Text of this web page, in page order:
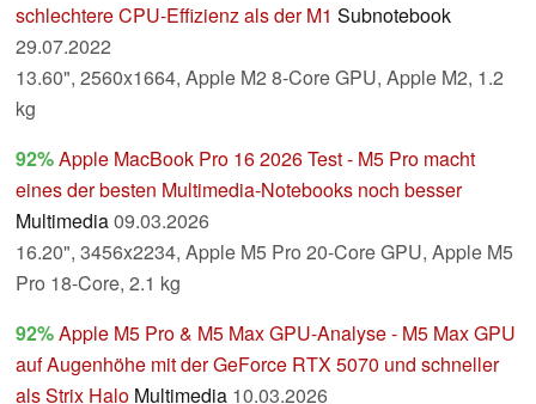
schlechtere CPU-Effizienz als der M1 Subnotebook
29.07.2022
13.60", 2560x1664, Apple M2 8-Core GPU, Apple M2, 1.2
kg
92%Apple MacBook Pro 16 2026 Test - M5 Pro macht
eines der besten Multimedia-Notebooks noch besser
Multimedia09.03.2026
16.20", 3456x2234, Apple M5 Pro 20-Core GPU, Apple M5
Pro 18-Core, 2.1 kg
92%Apple M5 Pro & M5 Max GPU-Analyse - M5 Max GPU
auf Augenhöhe mit der GeForce RTX 5070 und schneller
als Strix Halo Multimedia 10.03.2026